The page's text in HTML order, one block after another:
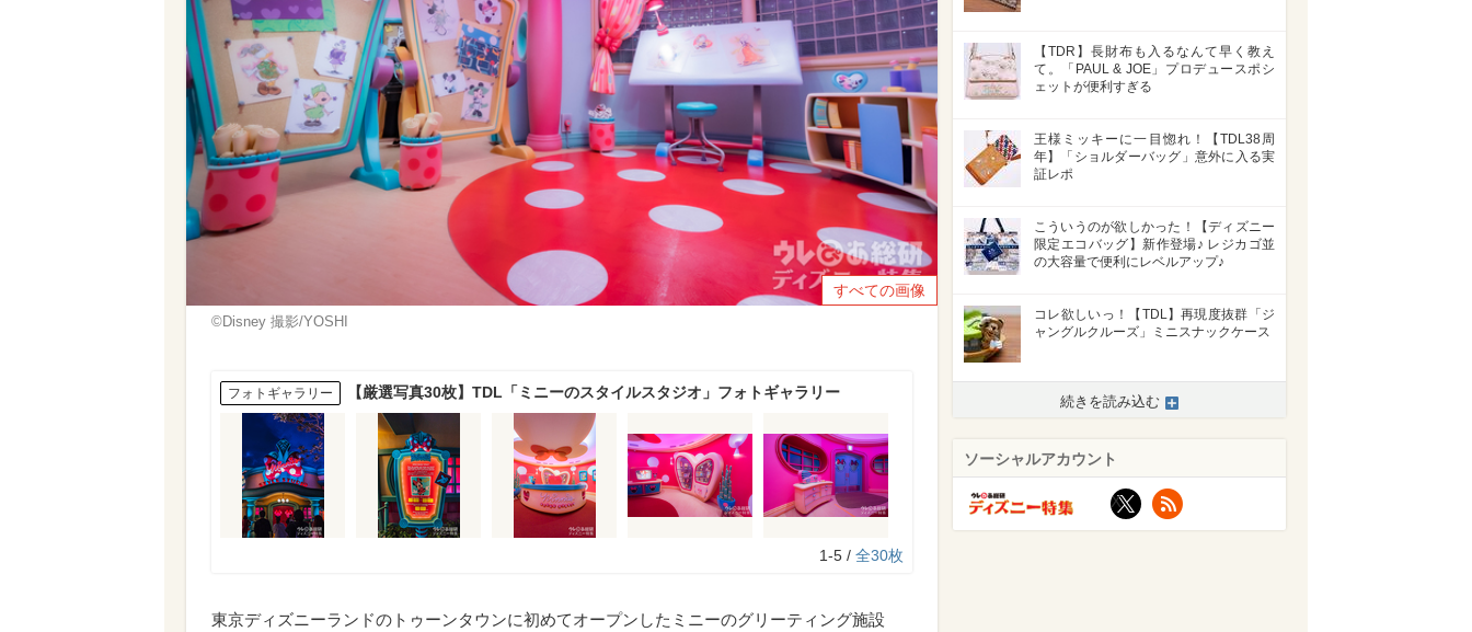
すべての画像
©︎Disney 撮影/YOSHI
フォトギャラリー 【厳選写真30枚】TDL「ミニーのスタイルスタジオ」フォトギャラリー
1-5 / 全30枚
東京ディズニーランドのトゥーンタウンに初めてオープンしたミニーのグリーティング施設
【TDR】長財布も入るなんて早く教え
て。「PAUL & JOE」プロデュースポシ
ェットが便利すぎる
王様ミッキーに一目惚れ！【TDL38周
年】「ショルダーバッグ」意外に入る実
証レポ
こういうのが欲しかった！【ディズニー
限定エコバッグ】新作登場♪ レジカゴ並
の大容量で便利にレベルアップ♪
コレ欲しいっ！【TDL】再現度抜群「ジ
ャングルクルーズ」ミニスナックケース
続きを読み込む
ソーシャルアカウント
X